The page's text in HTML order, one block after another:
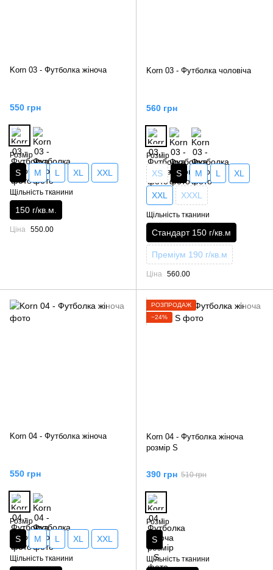
Korn 03 - Футболка жіноча
550 грн
Розмір
S M L XL XXL
Щільність тканини
150 г/кв.м.
Ціна 550.00
Korn 03 - Футболка чоловіча
560 грн
Розмір
XS S M L XL
XXL XXXL
Щільність тканини
Стандарт 150 г/кв.м
Преміум 190 г/кв.м
Ціна 560.00
Korn 04 - Футболка жіноча
550 грн
Розмір
S M L XL XXL
Щільність тканини
РОЗПРОДАЖ
−24%
Korn 04 - Футболка жіноча
розмір S
390 грн 510 грн
Розмір
S
Щільність тканини